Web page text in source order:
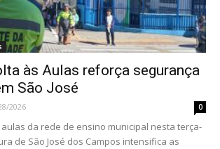
às Aulas reforça segurança
São José
2026 0
da rede de ensino municipal nesta terça-
de São José dos Campos intensifica as